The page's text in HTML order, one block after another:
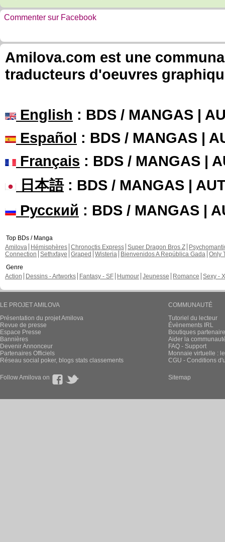
Commenter sur Facebook
Amilova.com est une
traducteurs d'oeuvres
English : BDS / MANGAS |
Español : BDS / MANGAS |
Français : BDS / MANGAS |
日本語: BDS / MANGAS |
Русский : BDS / MANGAS |
Top BDs / Manga
Amilova
Hémisphères Chronoctis Express Super Dragon Bros Z
Connection Sethxfaye Graped Wisteria Bienvenidos A República Gada Only
Genre
Action
Dessins - Artworks Fantasy - SF Humour Jeunesse Romance Sexy -
LE PROJET AMILOVA
Présentation du projet Amilova
Revue de presse
Espace Presse
Bannières
Devenir Annonceur
Partenaires Officiels
Réseau social poker, blogs stats classements
COMMUNAUTÉ
Tutoriel du lecteur
Évènements IRL
Boutiques
Aider la
FAQ - Support
Monnaie virtuelle :
CGU - Conditions
Follow Amilova on Sitemap